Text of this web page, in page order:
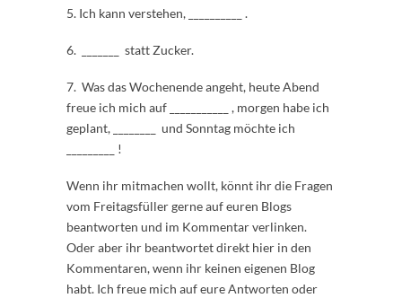
5. Ich kann verstehen, __________ .
6. _______ statt Zucker.
7. Was das Wochenende angeht, heute Abend
freue ich mich auf ___________ , morgen habe ich
geplant, ________ und Sonntag möchte ich
_________ !
Wenn ihr mitmachen wollt, könnt ihr die Fragen
vom Freitagsfüller gerne auf euren Blogs
beantworten und im Kommentar verlinken.
Oder aber ihr beantwortet direkt hier in den
Kommentaren, wenn ihr keinen eigenen Blog
habt. Ich freue mich auf eure Antworten oder